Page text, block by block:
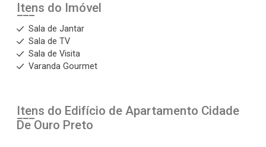
Itens do Imóvel
Sala de Jantar
Sala de TV
Sala de Visita
Varanda Gourmet
Itens do Edifício de Apartamento Cidade
De Ouro Preto